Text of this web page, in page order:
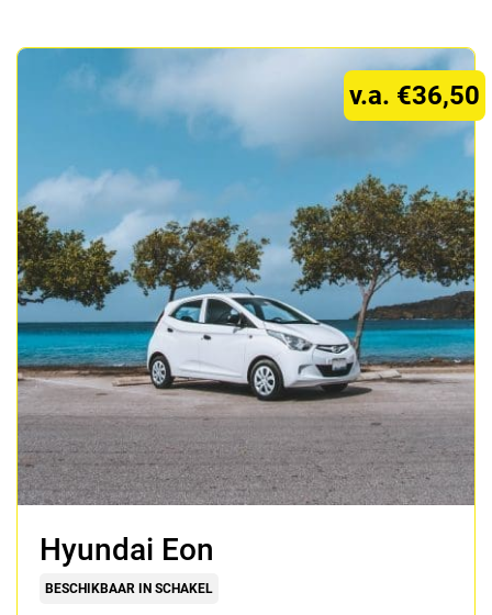
v.a. €36,50
Hyundai Eon
BESCHIKBAAR IN SCHAKEL